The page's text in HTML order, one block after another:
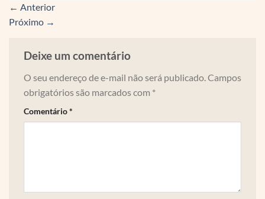
← Anterior
Próximo →
Deixe um comentário
O seu endereço de e-mail não será publicado.Campos
obrigatórios são marcados com *
Comentário*